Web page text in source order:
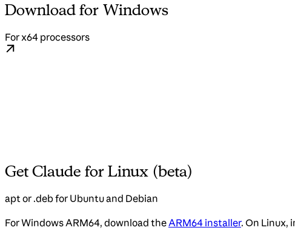
Download for Windows
For x64 processors
Get Claude for Linux (beta)
apt or .deb for Ubuntu and Debian
For Windows ARM64, download the ARM64 installer. On Linux,